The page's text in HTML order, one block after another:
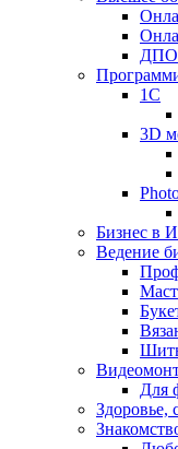
ДПО
1С
3D
Бизнес в
Ведение
Для
Здоровье,